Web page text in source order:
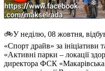
🚲У неділю, 08 жовтня,
«Спорт драйв» за ініціативи
«Активні парки – локації
директора ФСК